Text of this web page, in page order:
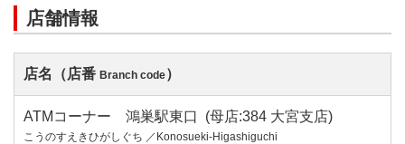
店舗情報
店名（店番 Branch code）
ATMコーナー 鴻巣駅東口 (母店:384 大宮支店)
こうのすえきひがしぐち ／Konosueki-Higashiguchi